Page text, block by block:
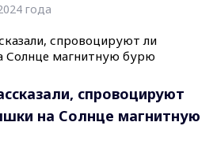
года
спровоцируют
на Солнце магнитную